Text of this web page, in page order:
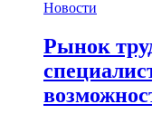
Новости
Рынок